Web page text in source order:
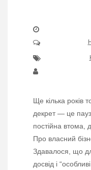
Ще кілька років
декрет — це
постійна втома,
Про власний
Здавалося, що
досвід і